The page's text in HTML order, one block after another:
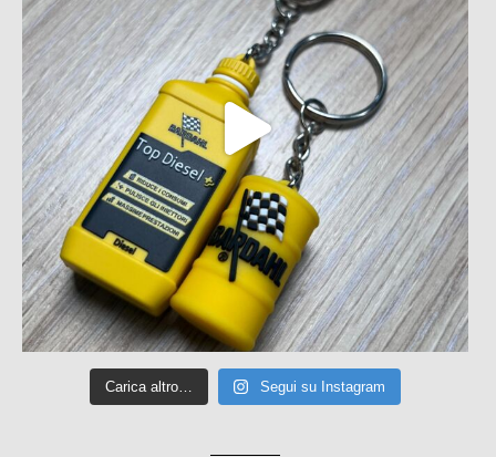
Carica altro… Segui su Instagram